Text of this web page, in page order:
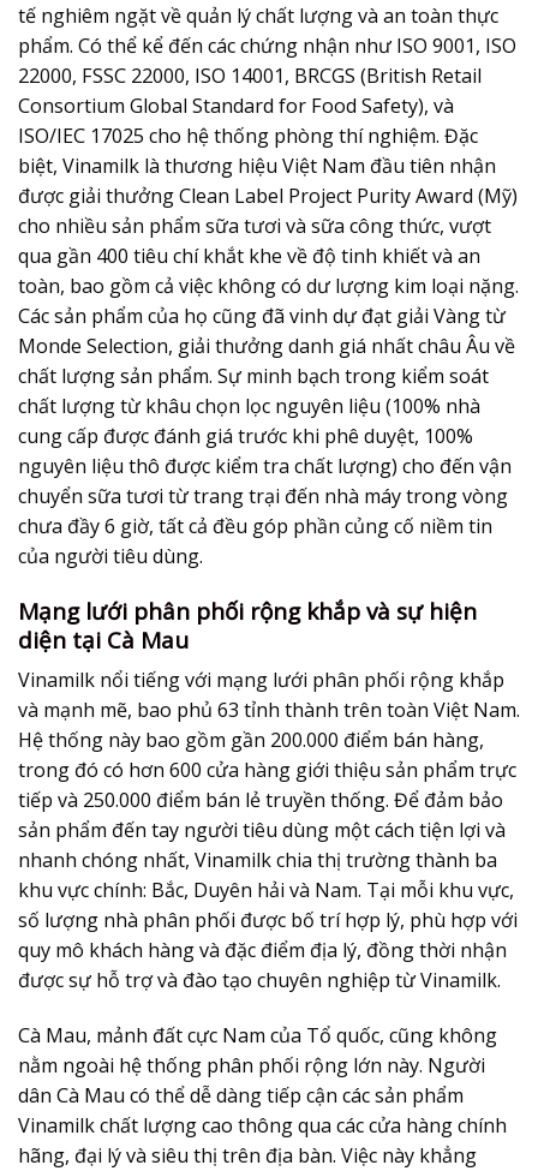
tế nghiêm ngặt về quản lý chất lượng và an toàn thực
phẩm. Có thể kể đến các chứng nhận như ISO 9001, ISO
22000, FSSC 22000, ISO 14001, BRCGS (British Retail
Consortium Global Standard for Food Safety), và
ISO/IEC 17025 cho hệ thống phòng thí nghiệm. Đặc
biệt, Vinamilk là thương hiệu Việt Nam đầu tiên nhận
được giải thưởng Clean Label Project Purity Award (Mỹ)
cho nhiều sản phẩm sữa tươi và sữa công thức, vượt
qua gần 400 tiêu chí khắt khe về độ tinh khiết và an
toàn, bao gồm cả việc không có dư lượng kim loại nặng.
Các sản phẩm của họ cũng đã vinh dự đạt giải Vàng từ
Monde Selection, giải thưởng danh giá nhất châu Âu về
chất lượng sản phẩm. Sự minh bạch trong kiểm soát
chất lượng từ khâu chọn lọc nguyên liệu (100% nhà
cung cấp được đánh giá trước khi phê duyệt, 100%
nguyên liệu thô được kiểm tra chất lượng) cho đến vận
chuyển sữa tươi từ trang trại đến nhà máy trong vòng
chưa đầy 6 giờ, tất cả đều góp phần củng cố niềm tin
của người tiêu dùng.
Mạng lưới phân phối rộng khắp và sự hiện
diện tại Cà Mau
Vinamilk nổi tiếng với mạng lưới phân phối rộng khắp
và mạnh mẽ, bao phủ 63 tỉnh thành trên toàn Việt Nam.
Hệ thống này bao gồm gần 200.000 điểm bán hàng,
trong đó có hơn 600 cửa hàng giới thiệu sản phẩm trực
tiếp và 250.000 điểm bán lẻ truyền thống. Để đảm bảo
sản phẩm đến tay người tiêu dùng một cách tiện lợi và
nhanh chóng nhất, Vinamilk chia thị trường thành ba
khu vực chính: Bắc, Duyên hải và Nam. Tại mỗi khu vực,
số lượng nhà phân phối được bố trí hợp lý, phù hợp với
quy mô khách hàng và đặc điểm địa lý, đồng thời nhận
được sự hỗ trợ và đào tạo chuyên nghiệp từ Vinamilk.
Cà Mau, mảnh đất cực Nam của Tổ quốc, cũng không
nằm ngoài hệ thống phân phối rộng lớn này. Người
dân Cà Mau có thể dễ dàng tiếp cận các sản phẩm
Vinamilk chất lượng cao thông qua các cửa hàng chính
hãng, đại lý và siêu thị trên địa bàn. Việc này khẳng